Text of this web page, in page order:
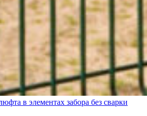
в элементах забора без сварки